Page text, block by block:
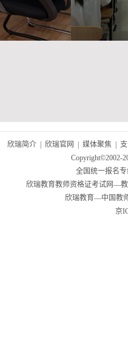
欣瑞简介 欣瑞官网 媒体聚焦
Copyright©2002-
全国统一报名专
欣瑞教育教师资格证考试网—
欣瑞教育—中国教
京